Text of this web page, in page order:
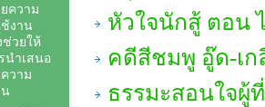
หัวใจนักสู้ ตอน
คดีสีชมพู อู๊ด-เก
ธรรมะสอนใจผู้